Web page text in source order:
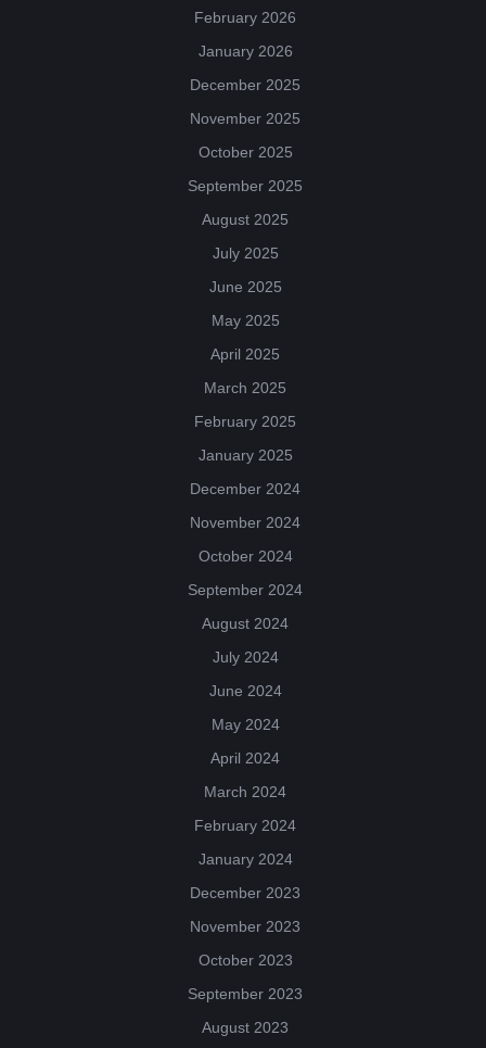
February 2026
January 2026
December 2025
November 2025
October 2025
September 2025
August 2025
July 2025
June 2025
May 2025
April 2025
March 2025
February 2025
January 2025
December 2024
November 2024
October 2024
September 2024
August 2024
July 2024
June 2024
May 2024
April 2024
March 2024
February 2024
January 2024
December 2023
November 2023
October 2023
September 2023
August 2023